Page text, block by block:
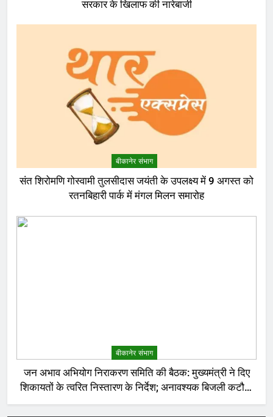
सरकार के खिलाफ की नारेबाजी
बीकानेर संभाग
संत शिरोमणि गोस्वामी तुलसीदास जयंती के उपलक्ष्य में 9 अगस्त को
रतनबिहारी पार्क में मंगल मिलन समारोह
बीकानेर संभाग
जन अभाव अभियोग निराकरण समिति की बैठक: मुख्यमंत्री ने दिए
शिकायतों के त्वरित निस्तारण के निर्देश; अनावश्यक बिजली कटौती
पर सख्त रुख